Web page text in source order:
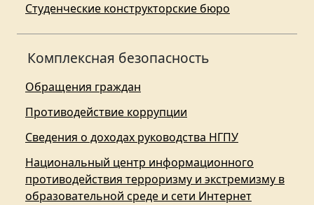
Студенческие конструкторские бюро
Комплексная безопасность
Обращения граждан
Противодействие коррупции
Сведения о доходах руководства НГПУ
Национальный центр информационного
противодействия терроризму и экстремизму в
образовательной среде и сети Интернет